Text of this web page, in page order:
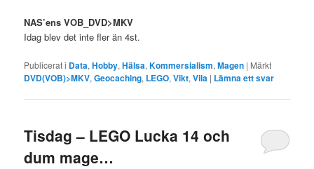
NAS’ens VOB_DVD>MKV
Idag blev det inte fler än 4st.
Publicerat i Data,Hobby,Hälsa,Kommersialism,Magen | Märkt
DVD(VOB)>MKV,Geocaching, LEGO,Vikt,Vila | Lämna ett svar
Tisdag – LEGO Lucka 14 och
dum mage…